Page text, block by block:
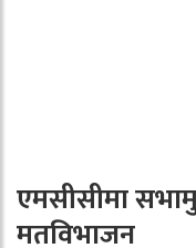
एमसीसीमा
मतविभाजन